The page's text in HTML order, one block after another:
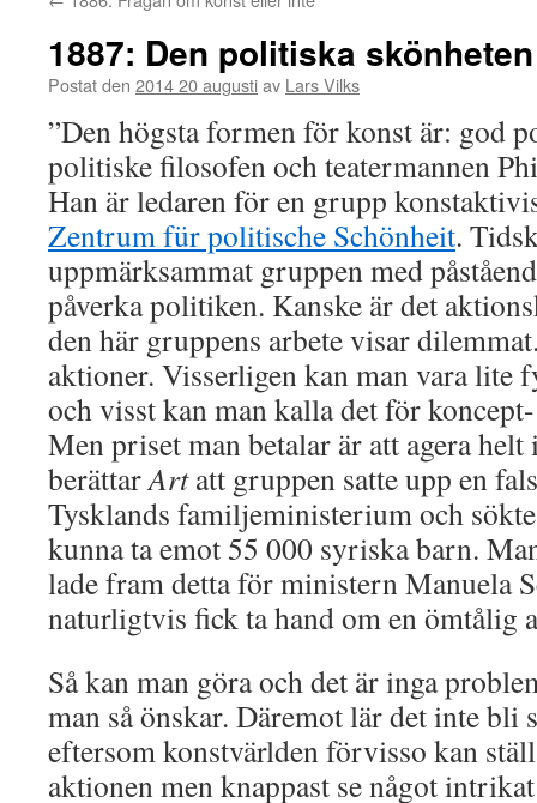
1887: Den politiska skönheten
Postat den 2014 20 augustiav Lars Vilks
”Den högsta formen för konst är: god
politiske filosofen och teatermannen
Han är ledaren för en grupp
Zentrum für politische Schönheit.
uppmärksammat gruppen med
påverka politiken. Kanske är det
den här gruppens arbete visar
aktioner. Visserligen kan man vara lite
och visst kan man kalla det för
Men priset man betalar är att agera
berättarArtatt gruppen satte upp en
Tysklands familjeministerium och
kunna ta emot 55 000 syriska barn.
lade fram detta för ministern Manuela
naturligtvis fick ta hand om en ömtålig
Så kan man göra och det är inga
man så önskar. Däremot lär det inte bli
eftersom konstvärlden förvisso kan
aktionen men knappast se något